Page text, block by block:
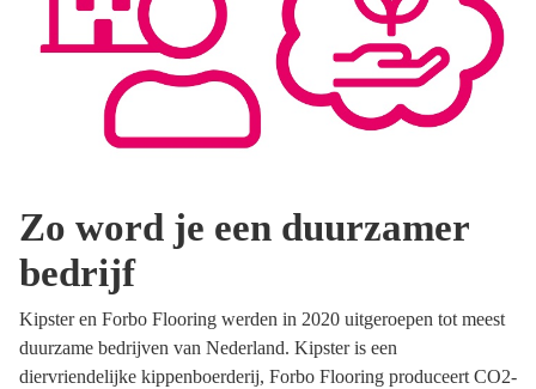
Zo word je een duurzamer
bedrijf
Kipster en Forbo Flooring werden in 2020 uitgeroepen tot meest
duurzame bedrijven van Nederland. Kipster is een
diervriendelijke kippenboerderij, Forbo Flooring produceert CO2-